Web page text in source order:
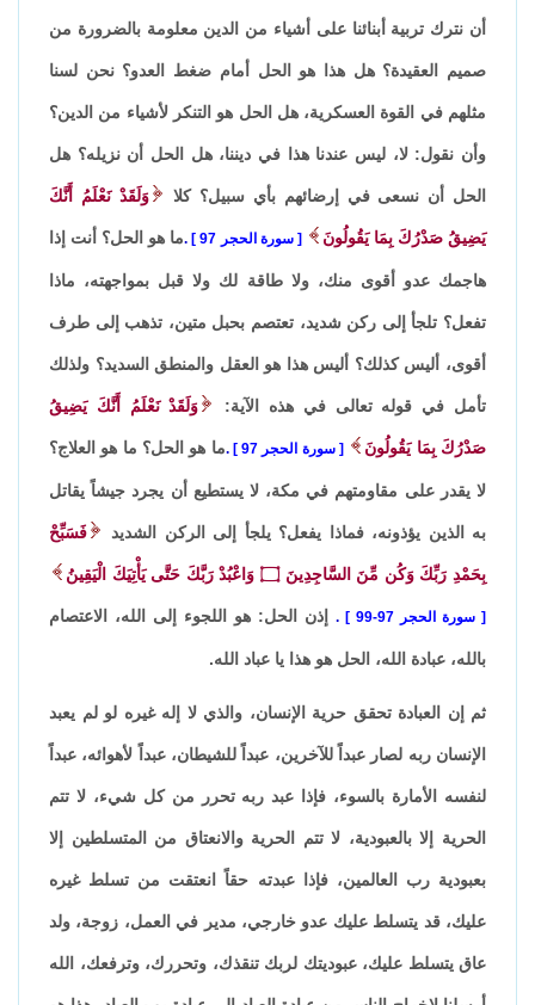
أن نترك تربية أبنائنا على أشياء من الدين معلومة بالضرورة من
صميم العقيدة؟ هل هذا هو الحل أمام ضغط العدو؟ نحن لسنا
مثلهم في القوة العسكرية، هل الحل هو التنكر لأشياء من الدين؟
وأن نقول: لا، ليس عندنا هذا في ديننا، هل الحل أن نزيله؟ هل
الحل أن نسعى في إرضائهم بأي سبيل؟ كلا وَلَقَدْ نَعْلَمُ أَنَّكَ
يَضِيقُ صَدْرُكَ بِمَا يَقُولُونَ سورة الحجر 97 .ما هو الحل؟ أنت إذا
هاجمك عدو أقوى منك، ولا طاقة لك ولا قبل بمواجهته، ماذا
تفعل؟ تلجأ إلى ركن شديد، تعتصم بحبل متين، تذهب إلى طرف
أقوى، أليس كذلك؟ أليس هذا هو العقل والمنطق السديد؟ ولذلك
تأمل في قوله تعالى في هذه الآية: وَلَقَدْ نَعْلَمُ أَنَّكَ يَضِيقُ
صَدْرُكَ بِمَا يَقُولُونَ سورة الحجر 97 .ما هو الحل؟ ما هو العلاج؟
لا يقدر على مقاومتهم في مكة، لا يستطيع أن يجرد جيشاً يقاتل
به الذين يؤذونه، فماذا يفعل؟ يلجأ إلى الركن الشديد فَسَبِّحْ
بِحَمْدِ رَبِّكَ وَكُن مِّنَ السَّاجِدِينَ ۝ وَاعْبُدْ رَبَّكَ حَتَّى يَأْتِيَكَ الْيَقِينُ
سورة الحجر 97-99 . إذن الحل: هو اللجوء إلى الله، الاعتصام
بالله، عبادة الله، الحل هو هذا يا عباد الله.
ثم إن العبادة تحقق حرية الإنسان، والذي لا إله غيره لو لم يعبد
الإنسان ربه لصار عبداً للآخرين، عبداً للشيطان، عبداً لأهوائه، عبداً
لنفسه الأمارة بالسوء، فإذا عبد ربه تحرر من كل شيء، لا تتم
الحرية إلا بالعبودية، لا تتم الحرية والانعتاق من المتسلطين إلا
بعبودية رب العالمين، فإذا عبدته حقاً انعتقت من تسلط غيره
عليك، قد يتسلط عليك عدو خارجي، مدير في العمل، زوجة، ولد
عاق يتسلط عليك، عبوديتك لربك تنقذك، وتحررك، وترفعك، الله